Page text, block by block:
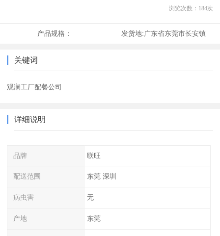
浏览次数： 184次
产品规格： 发货地:广东省东莞市长安镇
关键词
观澜工厂配餐公司
详细说明
品牌 联旺
配送范围 东莞 深圳
病虫害 无
产地 东莞